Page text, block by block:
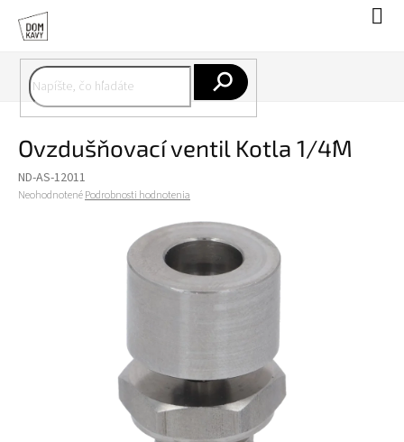
obsah
Ovzdušňovací ventil Kotla 1/4´´M
ND-AS-12011
Priemerné
NeohodnotenéPodrobnosti hodnotenia